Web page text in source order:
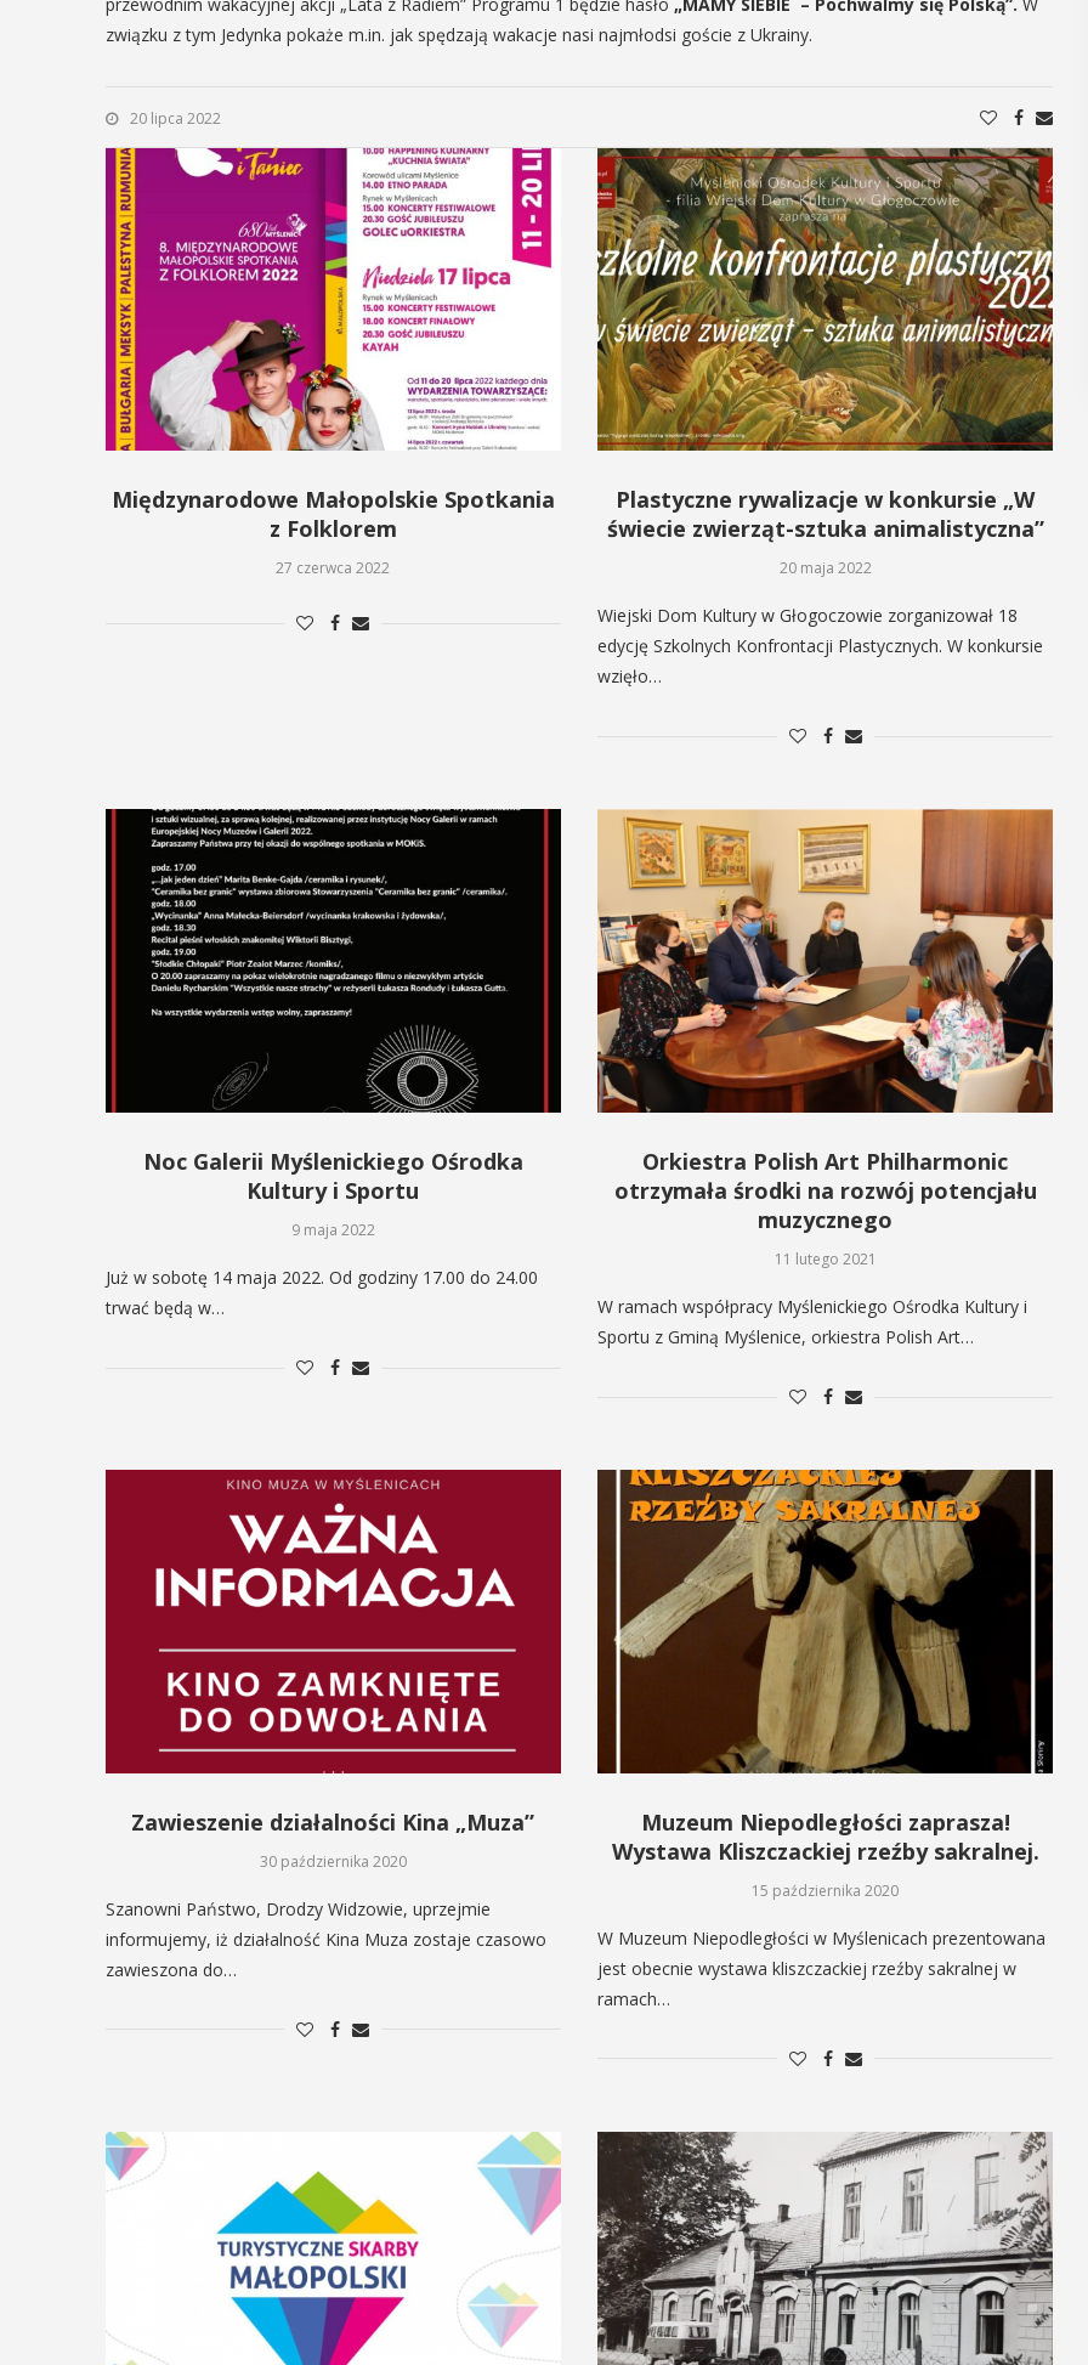
związku z tym Jedynka pokaże m.in. jak spędzają wakacje nasi najmłodsi goście z Ukrainy.
20 lipca 2022
Międzynarodowe Małopolskie Spotkania
z Folklorem
27 czerwca 2022
Plastyczne rywalizacje w konkursie „W
świecie zwierząt-sztuka animalistyczna”
20 maja 2022
Wiejski Dom Kultury w Głogoczowie zorganizował 18
edycję Szkolnych Konfrontacji Plastycznych. W konkursie
wzięło…
Noc Galerii Myślenickiego Ośrodka
Kultury i Sportu
9 maja 2022
Już w sobotę 14 maja 2022. Od godziny 17.00 do 24.00
trwać będą w…
Orkiestra Polish Art Philharmonic
otrzymała środki na rozwój potencjału
muzycznego
11 lutego 2021
W ramach współpracy Myślenickiego Ośrodka Kultury i
Sportu z Gminą Myślenice, orkiestra Polish Art…
Zawieszenie działalności Kina „Muza”
30 października 2020
Szanowni Państwo, Drodzy Widzowie, uprzejmie
informujemy, iż działalność Kina Muza zostaje czasowo
zawieszona do…
Muzeum Niepodległości zaprasza!
Wystawa Kliszczackiej rzeźby sakralnej.
15 października 2020
W Muzeum Niepodległości w Myślenicach prezentowana
jest obecnie wystawa kliszczackiej rzeźby sakralnej w
ramach…
wakacji, czyli 29-30
organizowane przez
w Myślenicach
SZCZEGÓŁY
przygotować się na nadchodzące lato,
zaopatrując się w naturalne kosmetyki
POKAŻ SZCZEGÓŁY
PEDAGOGICZNEJ W MYŚLENICACH
9.00 – 11.00 zajęcia dla dzieci:
POKAŻ SZCZEGÓŁY